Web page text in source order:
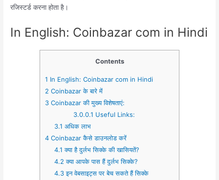
रजिस्टर्ड करना होता है।
In English: Coinbazar com in Hindi
Contents
1 In English: Coinbazar com in Hindi
2 Coinbazar के बारे में
3 Coinbazar की मुख्य विशेषताएं:
3.0.0.1 Useful Links:
3.1 अधिक लाभ
4 Coinbazar कैसे डाउनलोड करें
4.1 क्या है दुर्लभ सिक्के की खासियतें?
4.2 क्या आपके पास हैं दुर्लभ सिक्के?
4.3इन वेबसाइट्स पर बेच सकते हैं सिक्के